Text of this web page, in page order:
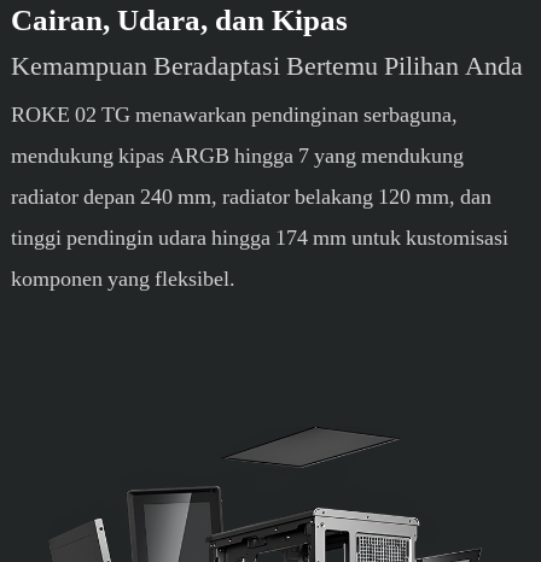
Cairan, Udara, dan Kipas
Kemampuan Beradaptasi Bertemu Pilihan Anda
ROKE 02 TG menawarkan pendinginan serbaguna,
mendukung kipas ARGB hingga 7 yang mendukung
radiator depan 240 mm, radiator belakang 120 mm, dan
tinggi pendingin udara hingga 174 mm untuk kustomisasi
komponen yang fleksibel.